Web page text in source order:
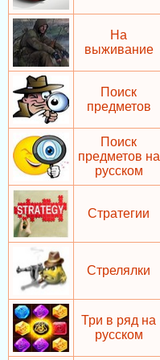
На
выживание
Поиск
предметов
Поиск
предметов на
русском
Стратегии
Стрелялки
Три в ряд на
русском